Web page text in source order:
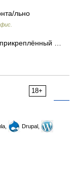
льно
…
18+
Drupal,